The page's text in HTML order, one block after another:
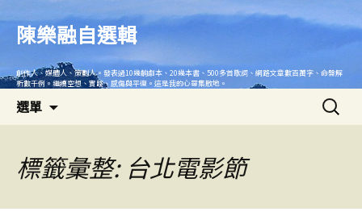
內
陳樂融自選輯
創作人、媒體人、策劃人。發表過10幾齣劇本、20幾本書、500多首歌詞、網路文章數百萬字、命盤解
析數千例。繼續空想、實踐、感傷與平復。這是我的心靈集散地。
選單
搜
尋
標籤彙整: 台北電影節